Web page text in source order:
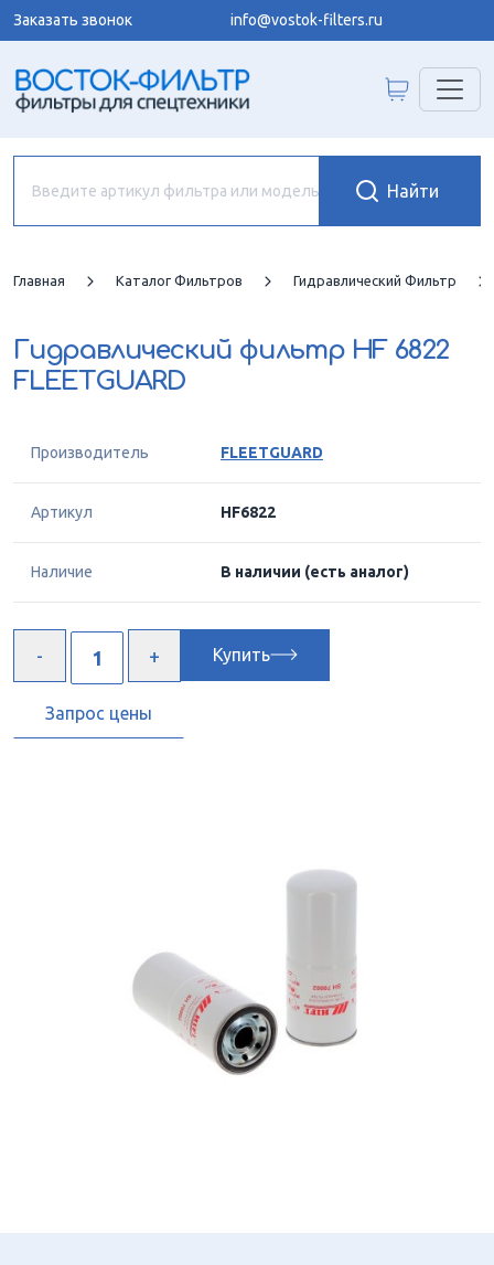
Заказать звонок info@vostok-filters.ru
Главная Каталог Фильтров Гидравлический Фильтр
Гидравлический фильтр HF 6822
FLEETGUARD
Производитель FLEETGUARD
Артикул HF6822
Наличие В наличии (есть аналог)
Купить
Запрос цены